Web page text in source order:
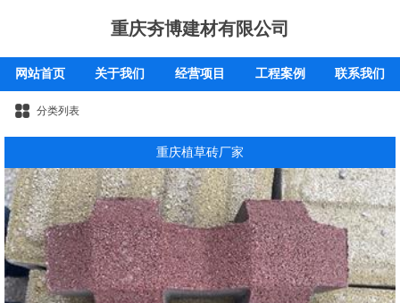
重庆夯博建材有限公司
网站首页 关于我们 经营项目 工程案例 联系我们
分类列表
重庆植草砖厂家